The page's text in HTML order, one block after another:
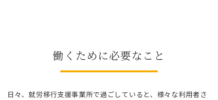
働くために必要なこと
日々、就労移行支援事業所で過ごしていると、様々な利用者さ